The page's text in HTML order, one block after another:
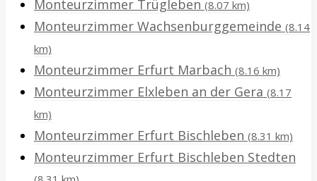
Monteurzimmer Trügleben (8.07 km)
Monteurzimmer Wachsenburggemeinde (8.14
km)
Monteurzimmer Erfurt Marbach (8.16 km)
Monteurzimmer Elxleben an der Gera (8.17
km)
Monteurzimmer Erfurt Bischleben (8.31 km)
Monteurzimmer Erfurt Bischleben Stedten